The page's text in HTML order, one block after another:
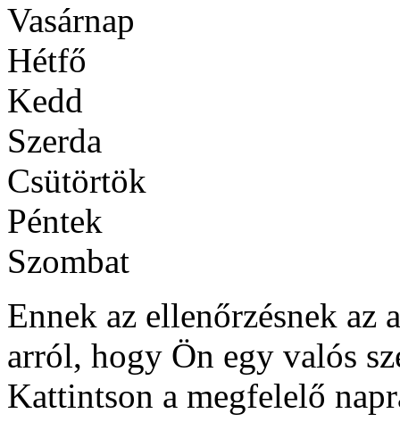
Vasárnap
Hétfő
Kedd
Szerda
Csütörtök
Péntek
Szombat
Ennek az ellenőrzésnek
arról, hogy Ön egy valós
Kattintson a megfelelő